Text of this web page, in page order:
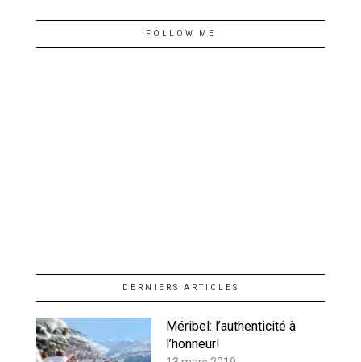
FOLLOW ME
DERNIERS ARTICLES
Méribel: l’authenticité à
l’honneur!